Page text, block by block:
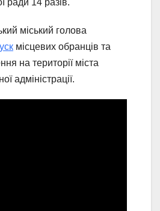
ради 14 разів.
міський голова
місцевих обранців та
на території міста
адміністрації.